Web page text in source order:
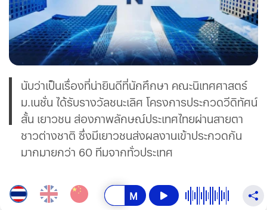
นับว่าเป็นเรื่องที่น่ายินดีที่นักศึกษา คณะนิเทศศาสตร์
ม.เนชั่น ได้รับรางวัลชนะเลิศ โครงการประกวดวีดิทัศน์
สั้น เยาวชน ส่องภาพลักษณ์ประเทศไทยผ่านสายตา
ชาวต่างชาติ ซึ่งมีเยาวชนส่งผลงานเข้าประกวดกัน
มากมายกว่า 60 ทีมจากทั่วประเทศ